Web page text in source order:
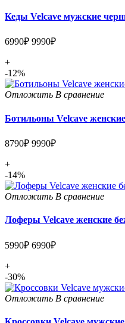
Кеды Velcave мужские
6990₽ 9990₽
+
-12%
Отложить В сравнение
Ботильоны Velcave
8790₽ 9990₽
+
-14%
Отложить В сравнение
Лоферы Velcave женские
5990₽ 6990₽
+
-30%
Отложить В сравнение